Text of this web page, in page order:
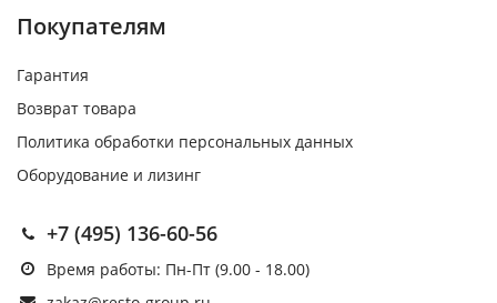
Покупателям
Гарантия
Возврат товара
Политика обработки персональных данных
Оборудование и лизинг
+7 (495) 136-60-56
Время работы: Пн-Пт (9.00 - 18.00)